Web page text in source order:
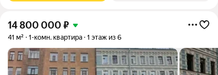
14 800 000 ₽
41 м² 1-комн. квартира 1 этаж из 6